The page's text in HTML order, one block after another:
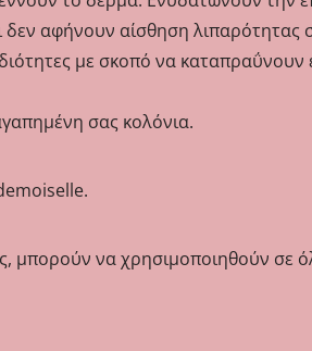
αφήνουν αίσθηση λιπαρότητας
με σκοπό να
σας κολόνια.
μπορούν να χρησιμοποιηθούν